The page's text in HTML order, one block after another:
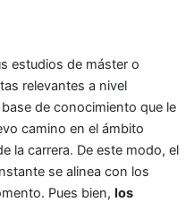
estudios de máster o
relevantes a nivel
de conocimiento que le
camino en el ámbito
la carrera. De este modo, el
se alinea con los
Pues bien, los